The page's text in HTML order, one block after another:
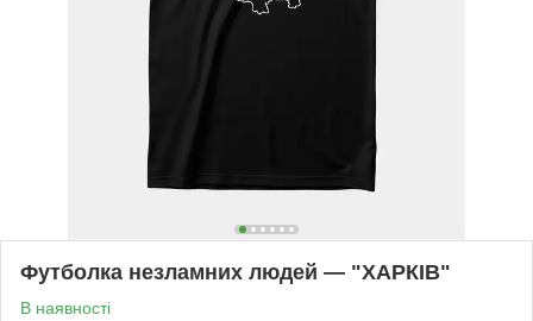
Футболка незламних людей — "ХАРКІВ"
В наявності